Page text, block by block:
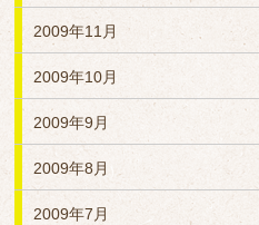
2009年11月
2009年10月
2009年9月
2009年8月
2009年7月